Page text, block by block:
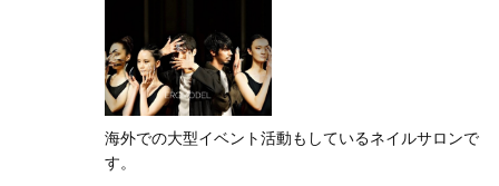
海外での大型イベント活動もしているネイルサロンで
す。